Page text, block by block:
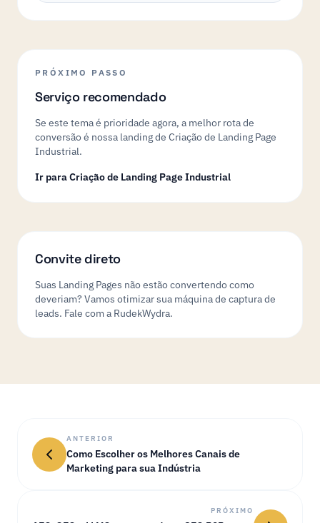
PRÓXIMO PASSO
Serviço recomendado
Se este tema é prioridade agora, a melhor rota de
conversão é nossa landing de Criação de Landing Page
Industrial.
Ir para Criação de Landing Page Industrial
Convite direto
Suas Landing Pages não estão convertendo como
deveriam? Vamos otimizar sua máquina de captura de
leads. Fale com a RudekWydra.
ANTERIOR
Como Escolher os Melhores Canais de
Marketing para sua Indústria
PRÓXIMO